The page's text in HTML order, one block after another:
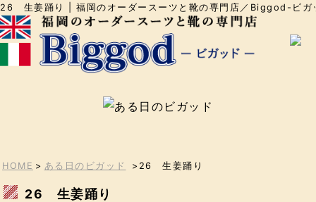
26 生姜踊り | 福岡のオーダースーツと靴の専門店／Biggod-ビガ
HOME > ある日のビガッド >26 生姜踊り
26 生姜踊り